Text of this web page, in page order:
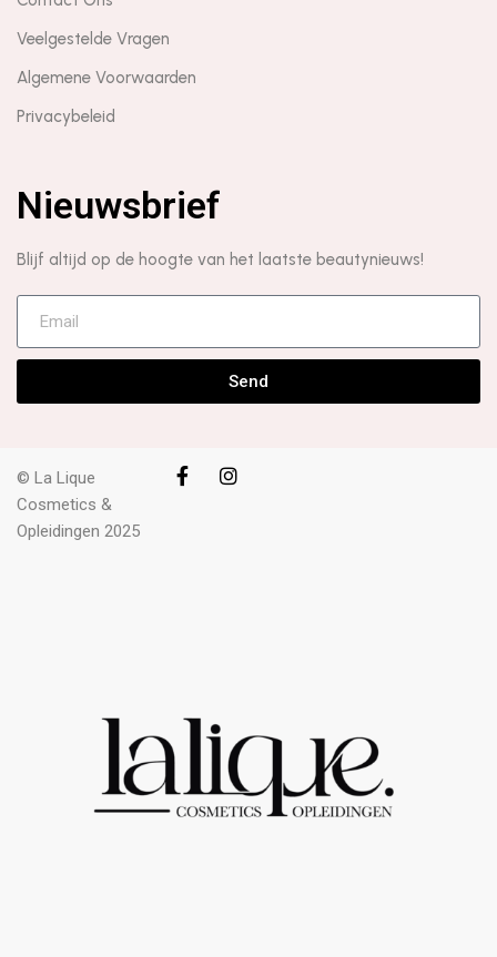
Veelgestelde Vragen
Algemene Voorwaarden
Privacybeleid
Nieuwsbrief
Blijf altijd op de hoogte van het laatste beautynieuws!
Send
© La Lique
Cosmetics &
Opleidingen 2025